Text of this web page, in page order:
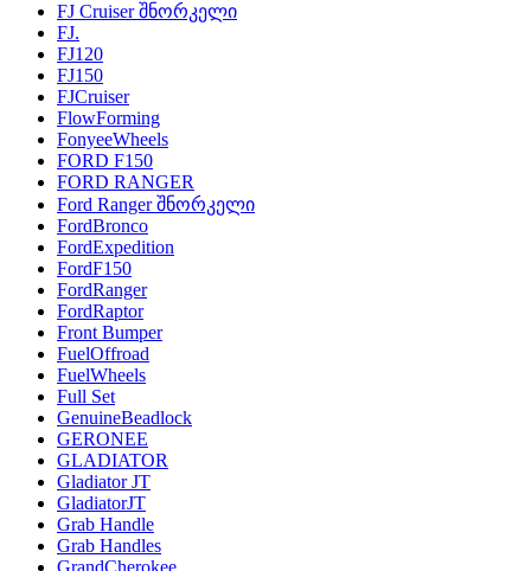
FJ Cruiser შნორკელი
FJ.
FJ120
FJ150
FJCruiser
FlowForming
FonyeeWheels
FORD F150
FORD RANGER
Ford Ranger შნორკელი
FordBronco
FordExpedition
FordF150
FordRanger
FordRaptor
Front Bumper
FuelOffroad
FuelWheels
Full Set
GenuineBeadlock
GERONEE
GLADIATOR
Gladiator JT
GladiatorJT
Grab Handle
Grab Handles
GrandCherokee